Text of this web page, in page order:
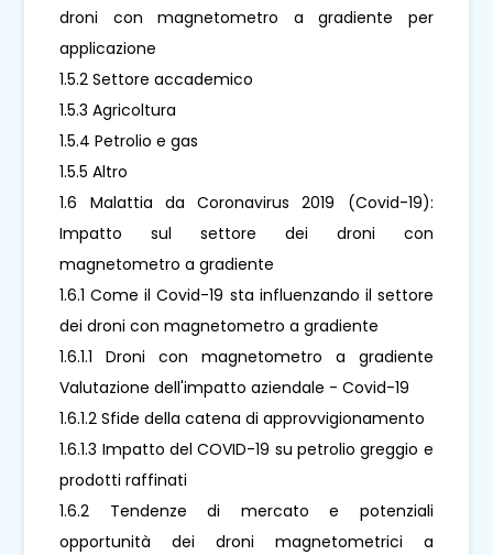
droni con magnetometro a gradiente per
applicazione
1.5.2 Settore accademico
1.5.3 Agricoltura
1.5.4 Petrolio e gas
1.5.5 Altro
1.6 Malattia da Coronavirus 2019 (Covid-19):
Impatto sul settore dei droni con
magnetometro a gradiente
1.6.1 Come il Covid-19 sta influenzando il settore
dei droni con magnetometro a gradiente
1.6.1.1 Droni con magnetometro a gradiente
Valutazione dell'impatto aziendale - Covid-19
1.6.1.2 Sfide della catena di approvvigionamento
1.6.1.3 Impatto del COVID-19 su petrolio greggio e
prodotti raffinati
1.6.2 Tendenze di mercato e potenziali
opportunità dei droni magnetometrici a